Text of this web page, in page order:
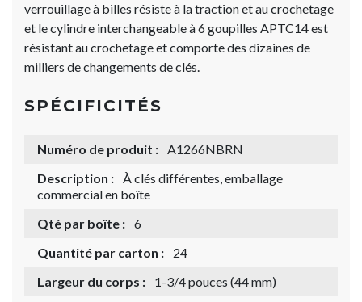
verrouillage à billes résiste à la traction et au crochetage
et le cylindre interchangeable à 6 goupilles APTC14 est
résistant au crochetage et comporte des dizaines de
milliers de changements de clés.
SPÉCIFICITÉS
Numéro de produit : A1266NBRN
Description : À clés différentes, emballage
commercial en boîte
Qté par boîte : 6
Quantité par carton :
24
Largeur du corps :
1-3/4 pouces (44 mm)